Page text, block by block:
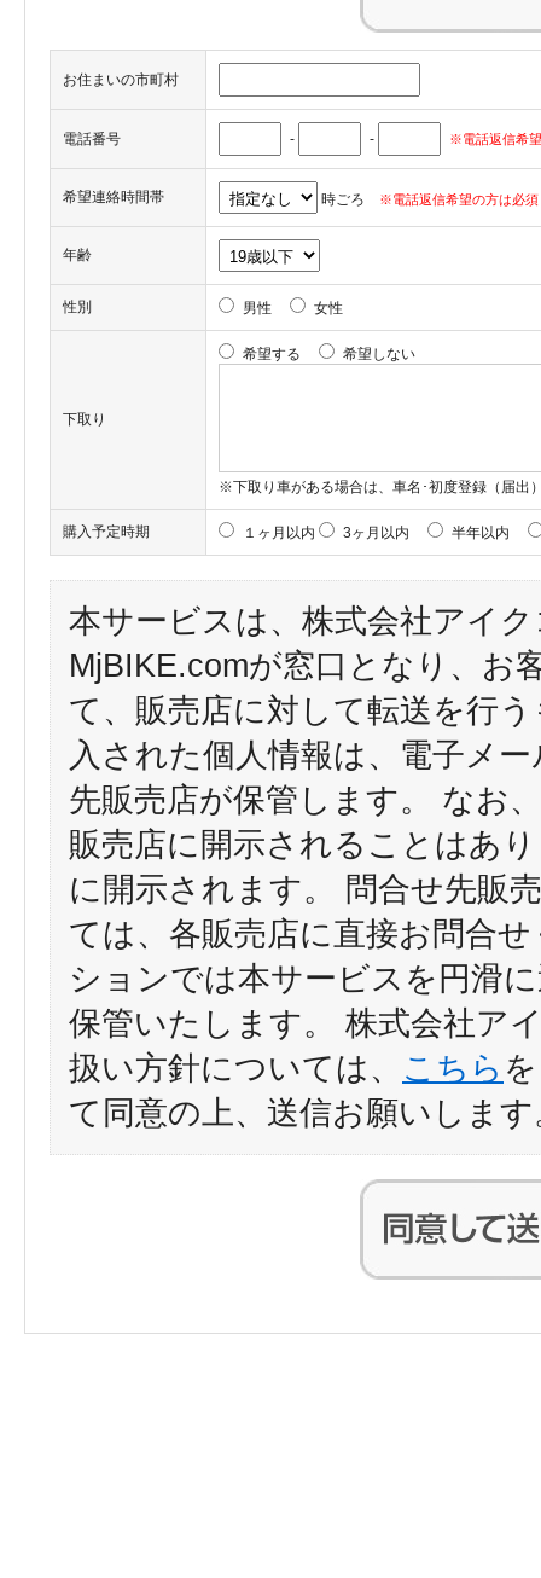
お住まいの市町村
電話番号 - - ※電話返信希
希望連絡時間帯 時ごろ ※電話返信希望の方は必須
年齢
性別 男性 女性
下取り
希望する 希望しない
※下取り車がある場合は、車名･初度登録（届出
購入予定時期 １ヶ月以内 3ヶ月以内 半年以内
本サービスは、株式会社アイ
MjBIKE.comが窓口となり、お
て、販売店に対して転送を行
入された個人情報は、電子メ
先販売店が保管します。 なお
販売店に開示されることはあ
に開示されます。 問合せ先販
ては、各販売店に直接お問合
ションでは本サービスを円滑
保管いたします。 株式会社ア
扱い方針については、 こちら
て同意の上、送信お願いします